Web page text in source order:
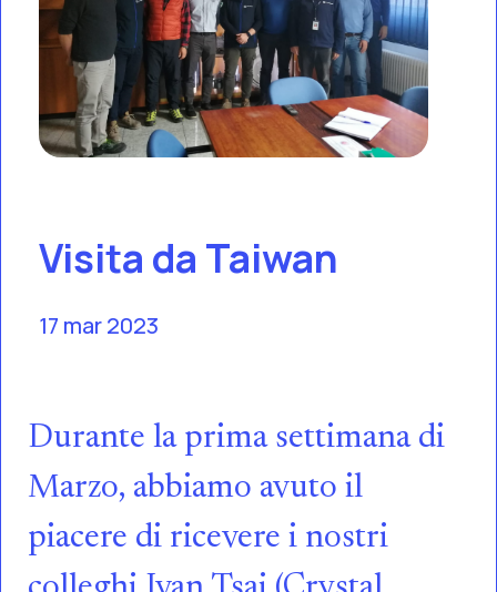
Visita da Taiwan
17 mar 2023
Durante la prima settimana di
Marzo, abbiamo avuto il
piacere di ricevere i nostri